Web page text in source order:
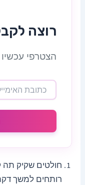
רוצה
הצטרפי
חולטים שקיק תה
רותחים למשך